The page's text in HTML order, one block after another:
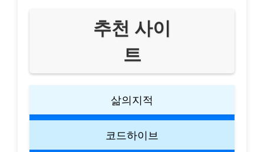
추천 사이
트
삶의지적
코드하이브